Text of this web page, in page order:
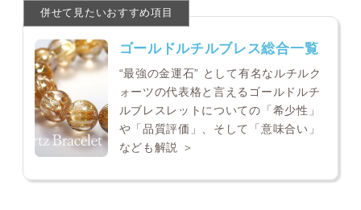
ゴールドルチルブレス総合一覧
“最強の金運石” として有名なルチルク
ォーツの代表格と言えるゴールドルチ
ルブレスレットについての「希少性」
や「品質評価」、そして「意味合い」
なども解説 ＞